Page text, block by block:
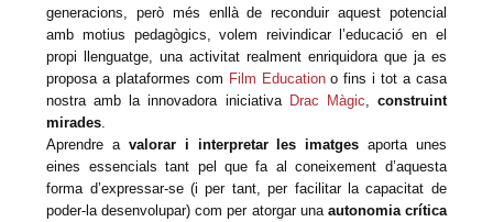
generacions, però més enllà de reconduir aquest potencial
amb motius pedagògics, volem reivindicar l’educació en el
propi llenguatge, una activitat realment enriquidora que ja es
proposa a plataformes com Film Educationo fins i tot a casa
nostra amb la innovadora iniciativa Drac Màgic
construint
mirades
Aprendre a valorar i interpretar les imatges aporta unes
eines essencials tant pel que fa al coneixement d’aquesta
forma d’expressar-se (i per tant, per facilitar la capacitat de
poder-la desenvolupar) com per atorgar una autonomia crítica